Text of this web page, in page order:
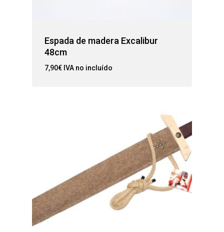
Espada de madera Excalibur
48cm
7,90€ IVA no incluído